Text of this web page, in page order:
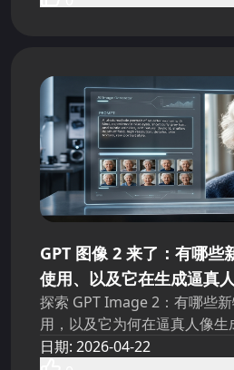
GPT 图像 2 来了：有哪些
使用、以及它在生成逼真
探索 GPT Image 2：有哪些
用，以及它为何在逼真人像生
日期: 2026-04-22